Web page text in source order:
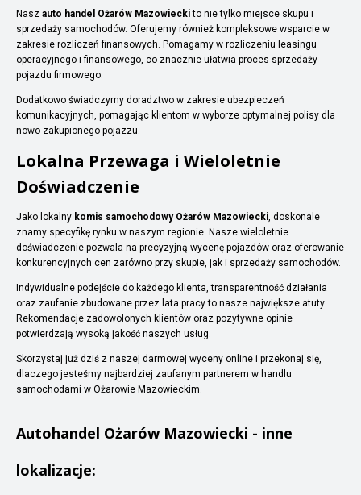
Nasz auto handel Ożarów Mazowieckito nie tylko miejsce skupu i
sprzedaży samochodów. Oferujemy również kompleksowe wsparcie w
zakresie rozliczeń finansowych. Pomagamy w rozliczeniu leasingu
operacyjnego i finansowego, co znacznie ułatwia proces sprzedaży
pojazdu firmowego.
Dodatkowo świadczymy doradztwo w zakresie ubezpieczeń
komunikacyjnych, pomagając klientom w wyborze optymalnej polisy dla
nowo zakupionego pojazzu.
Lokalna Przewaga i Wieloletnie
Doświadczenie
Jako lokalny komis samochodowy Ożarów Mazowiecki, doskonale
znamy specyfikę rynku w naszym regionie. Nasze wieloletnie
doświadczenie pozwala na precyzyjną wycenę pojazdów oraz oferowanie
konkurencyjnych cen zarówno przy skupie, jak i sprzedaży samochodów.
Indywidualne podejście do każdego klienta, transparentność działania
oraz zaufanie zbudowane przez lata pracy to nasze największe atuty.
Rekomendacje zadowolonych klientów oraz pozytywne opinie
potwierdzają wysoką jakość naszych usług.
Skorzystaj już dziś z naszej darmowej wyceny online i przekonaj się,
dlaczego jesteśmy najbardziej zaufanym partnerem w handlu
samochodami w Ożarowie Mazowieckim.
Autohandel Ożarów Mazowiecki - inne
lokalizacje: